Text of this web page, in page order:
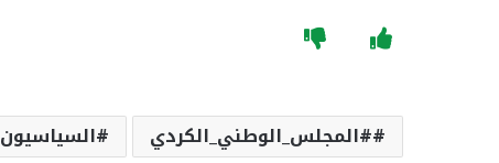
#المجلس_الوطني_الكردي السياسيون